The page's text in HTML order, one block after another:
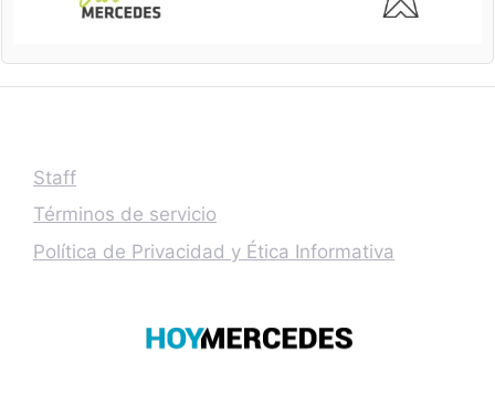
Staff
Términos de servicio
Política de Privacidad y Ética Informativa